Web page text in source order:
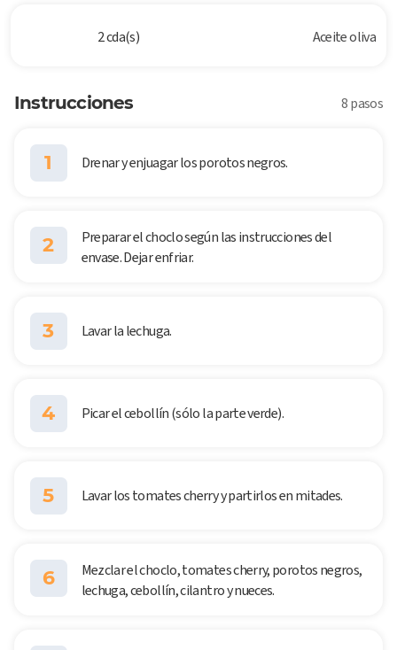
2 cda(s) Aceite oliva
Instrucciones 8 pasos
1 Drenar y enjuagar los porotos negros.
2
Preparar el choclo según las instrucciones del
envase. Dejar enfriar.
3 Lavar la lechuga.
4 Picar el cebollín (sólo la parte verde).
5 Lavar los tomates cherry y partirlos en mitades.
6
Mezclar el choclo, tomates cherry, porotos negros,
lechuga, cebollín, cilantro y nueces.